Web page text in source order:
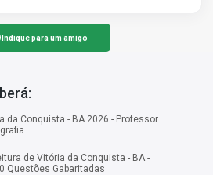
Indique para um amigo
da Conquista - BA 2026 - Professor
de Vitória da Conquista - BA -
Questões Gabaritadas